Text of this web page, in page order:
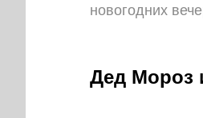
новогодних
Дед Мороз